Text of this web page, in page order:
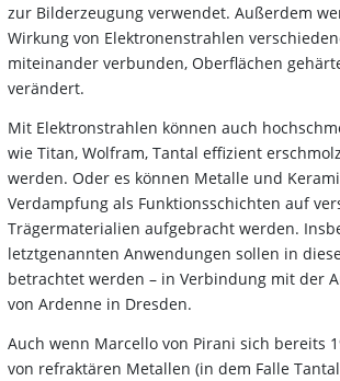
zur Bilderzeugung verwendet. Außerdem
Wirkung von Elektronenstrahlen
miteinander verbunden, Oberflächen
verändert.
Mit Elektronstrahlen können auch
wie Titan, Wolfram, Tantal effizient
werden. Oder es können Metalle und
Verdampfung als Funktionsschichten auf
Trägermaterialien aufgebracht werden.
letztgenannten Anwendungen sollen in
betrachtet werden – in Verbindung mit der
von Ardenne in Dresden.
Auch wenn Marcello von Pirani sich bereits
von refraktären Metallen (in dem Falle